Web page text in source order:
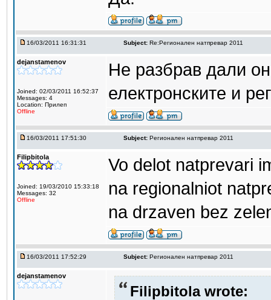
16/03/2011 16:31:31 Subject: Re:Регионален натпревар 2011
dejanstamenov
Joined: 02/03/2011 16:52:37
Messages: 4
Location: Прилеп
Offline
Не разбрав дали
електронските и
16/03/2011 17:51:30 Subject: Регионален натпревар 2011
Filipbitola
Joined: 19/03/2010 15:33:18
Messages: 32
Offline
Vo delot natprevari
na regionalniot
na drzaven bez
16/03/2011 17:52:29 Subject: Регионален натпревар 2011
dejanstamenov
Filipbitola wrote: